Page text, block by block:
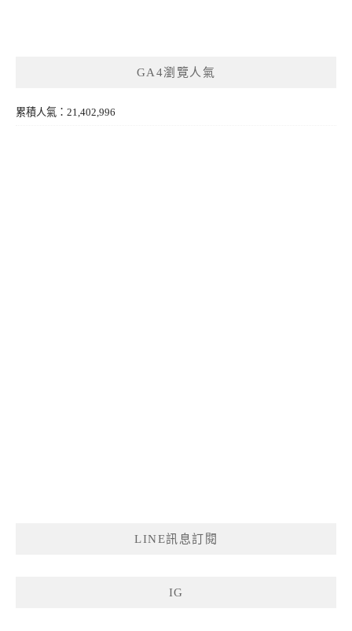
GA4瀏覽人氣
累積人氣：21,402,996
LINE訊息訂閱
IG